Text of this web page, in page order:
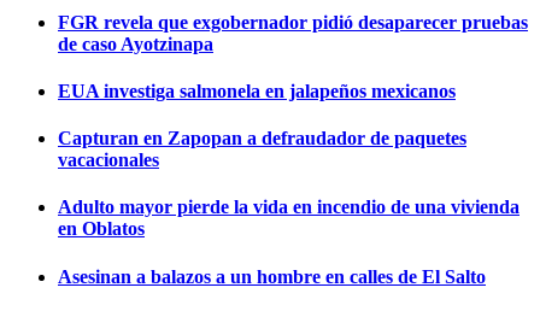
FGR revela que exgobernador pidió desaparecer pruebas
de caso Ayotzinapa
EUA investiga salmonela en jalapeños mexicanos
Capturan en Zapopan a defraudador de paquetes
vacacionales
Adulto mayor pierde la vida en incendio de una vivienda
en Oblatos
Asesinan a balazos a un hombre en calles de El Salto